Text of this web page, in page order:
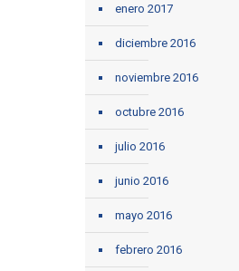
enero 2017
diciembre 2016
noviembre 2016
octubre 2016
julio 2016
junio 2016
mayo 2016
febrero 2016